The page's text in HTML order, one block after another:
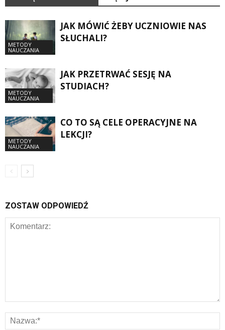
METODY
NAUCZANIA
JAK MÓWIĆ ŻEBY UCZNIOWIE NAS
SŁUCHALI?
METODY
NAUCZANIA
JAK PRZETRWAĆ SESJĘ NA
STUDIACH?
METODY
NAUCZANIA
CO TO SĄ CELE OPERACYJNE NA
LEKCJI?
ZOSTAW ODPOWIEDŹ